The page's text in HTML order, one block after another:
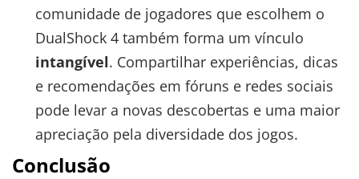
comunidade de jogadores que escolhem o
DualShock 4 também forma um vínculo
intangível. Compartilhar experiências, dicas
e recomendações em fóruns e redes sociais
pode levar a novas descobertas e uma maior
apreciação pela diversidade dos jogos.
Conclusão